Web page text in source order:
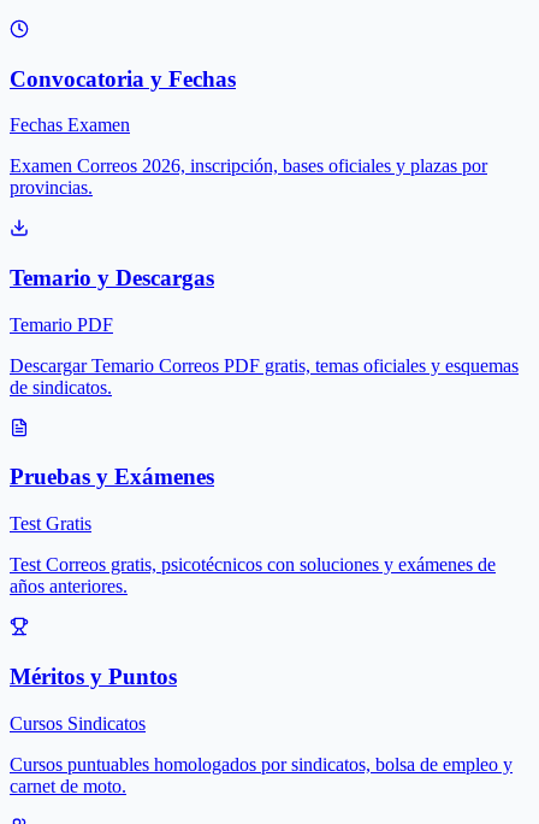
Convocatoria y Fechas
Fechas Examen
Examen Correos 2026, inscripción, bases oficiales y plazas por
provincias.
Temario y Descargas
Temario PDF
Descargar Temario Correos PDF gratis, temas oficiales y esquemas
de sindicatos.
Pruebas y Exámenes
Test Gratis
Test Correos gratis, psicotécnicos con soluciones y exámenes de
años anteriores.
Méritos y Puntos
Cursos Sindicatos
Cursos puntuables homologados por sindicatos, bolsa de empleo y
carnet de moto.